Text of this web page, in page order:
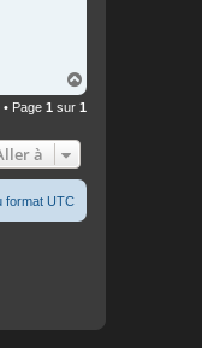
a
u
Page 1 sur 1
à
format UTC